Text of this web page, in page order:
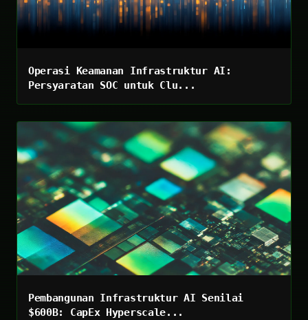
Operasi Keamanan Infrastruktur AI:
Persyaratan SOC untuk Clu...
Pembangunan Infrastruktur AI Senilai
$600B: CapEx Hyperscale...